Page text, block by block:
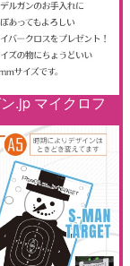
.jp マイクロフ